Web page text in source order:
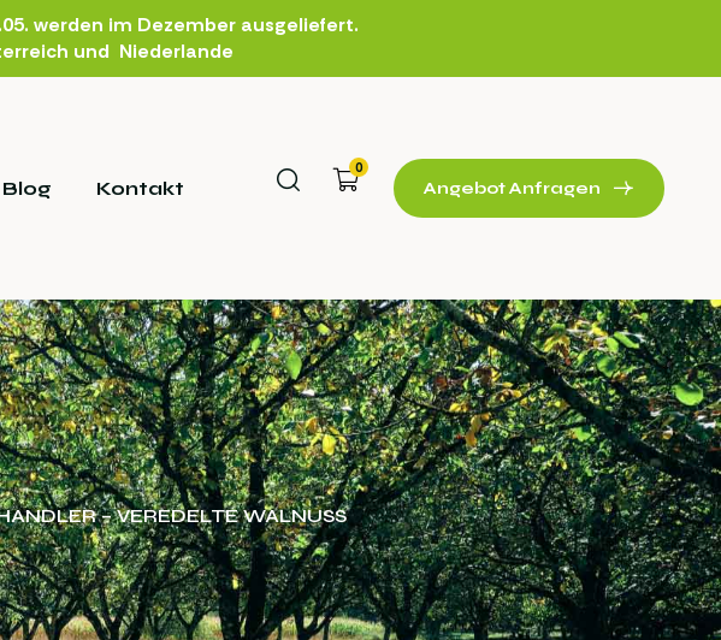
werden im Dezember ausgeliefert.
und Niederlande
Blog Kontakt
0
Angebot Anfragen
– VEREDELTE WALNUSS